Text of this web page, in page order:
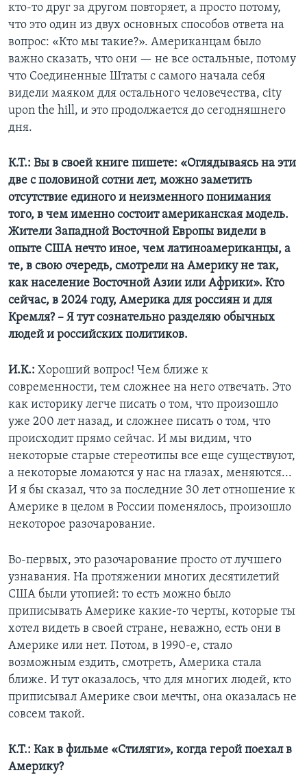
кто-то друг за другом повторяет, а просто потому,
что это один из двух основных способов ответа на
вопрос: «Кто мы такие?». Американцам было
важно сказать, что они — не все остальные, потому
что Соединенные Штаты с самого начала себя
видели маяком для остального человечества, city
upon the hill, и это продолжается до сегодняшнего
дня.
К.Т.: Вы в своей книге пишете: «Оглядываясь на эти
две с половиной сотни лет, можно заметить
отсутствие единого и неизменного понимания
того, в чем именно состоит американская модель.
Жители Западной Восточной Европы видели в
опыте США нечто иное, чем латиноамериканцы, а
те, в свою очередь, смотрели на Америку не так,
как население Восточной Азии или Африки». Кто
сейчас, в 2024 году, Америка для россиян и для
Кремля? – Я тут сознательно разделяю обычных
людей и российских политиков.
И.К.: Хороший вопрос! Чем ближе к
современности, тем сложнее на него отвечать. Это
как историку легче писать о том, что произошло
уже 200 лет назад, и сложнее писать о том, что
происходит прямо сейчас. И мы видим, что
некоторые старые стереотипы все еще существуют,
а некоторые ломаются у нас на глазах, меняются...
И я бы сказал, что за последние 30 лет отношение к
Америке в целом в России поменялось, произошло
некоторое разочарование.
Во-первых, это разочарование просто от лучшего
узнавания. На протяжении многих десятилетий
США были утопией: то есть можно было
приписывать Америке какие-то черты, которые ты
хотел видеть в своей стране, неважно, есть они в
Америке или нет. Потом, в 1990-е, стало
возможным ездить, смотреть, Америка стала
ближе. И тут оказалось, что для многих людей, кто
приписывал Америке свои мечты, она оказалась не
совсем такой.
К.Т.: Как в фильме «Стиляги», когда герой поехал в
Америку?